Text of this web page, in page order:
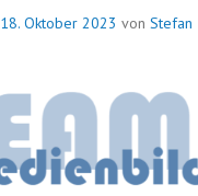
18. Oktober 2023 von Stefan